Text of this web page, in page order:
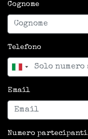
Cognome
Telefono
Email
Numero partecipanti